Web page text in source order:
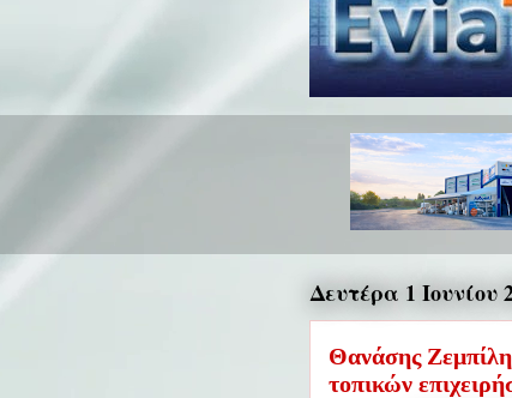
Δευτέρα 1 Ιουνίου
Θανάσης
τοπικών